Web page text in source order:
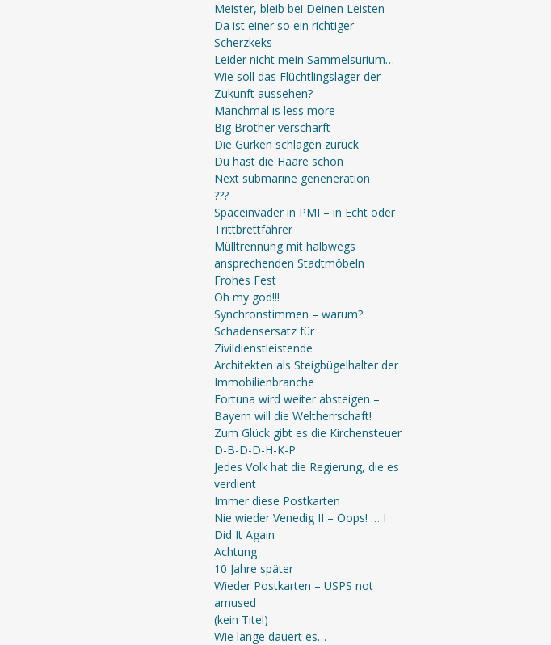
Meister, bleib bei Deinen Leisten
Da ist einer so ein richtiger
Scherzkeks
Leider nicht mein Sammelsurium…
Wie soll das Flüchtlingslager der
Zukunft aussehen?
Manchmal is less more
Big Brother verschärft
Die Gurken schlagen zurück
Du hast die Haare schön
Next submarine geneneration
???
Spaceinvader in PMI – in Echt oder
Trittbrettfahrer
Mülltrennung mit halbwegs
ansprechenden Stadtmöbeln
Frohes Fest
Oh my god!!!
Synchronstimmen – warum?
Schadensersatz für
Zivildienstleistende
Architekten als Steigbügelhalter der
Immobilienbranche
Fortuna wird weiter absteigen –
Bayern will die Weltherrschaft!
Zum Glück gibt es die Kirchensteuer
D-B-D-D-H-K-P
Jedes Volk hat die Regierung, die es
verdient
Immer diese Postkarten
Nie wieder Venedig II – Oops! … I
Did It Again
Achtung
10 Jahre später
Wieder Postkarten – USPS not
amused
(kein Titel)
Wie lange dauert es…